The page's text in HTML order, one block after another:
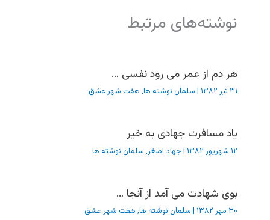
نوشته‌های مرتبط
هر دم از عمر می رود نفسی …
۳۱ تیر ۱۳۸۲ | سلمان نوشته ها, هفت شهر عشق
یاد مسافرت جهادی به خیر
۱۲ شهریور ۱۳۸۲ | جهاد اصغر, سلمان نوشته ها
بوی شهادت می آمد از آنجا …
۳۰ مهر ۱۳۸۲ | سلمان نوشته ها, هفت شهر عشق